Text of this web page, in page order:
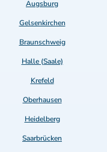
Augsburg
Gelsenkirchen
Braunschweig
Halle (Saale)
Krefeld
Oberhausen
Heidelberg
Saarbrücken